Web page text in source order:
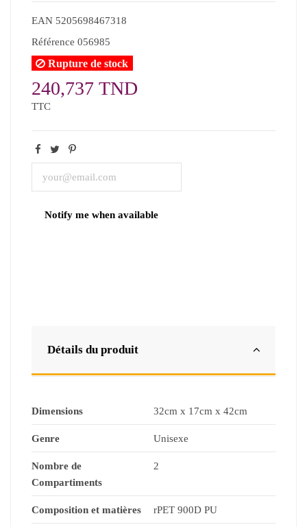
EAN 5205698467318
Référence 056985
Rupture de stock
240,737 TND
TTC
Détails du produit
Dimensions 32cm x 17cm x 42cm
Genre Unisexe
Nombre de
Compartiments
2
Composition et matières rPET 900D PU